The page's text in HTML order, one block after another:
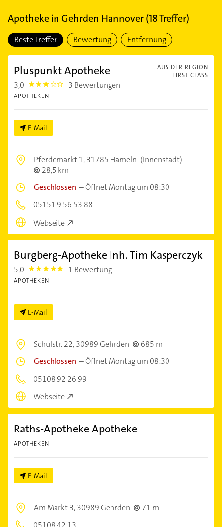
Apothekein Gehrden Hannover(18Treffer)
Beste Treffer Bewertung Entfernung
AUS DER REGION
FIRST CLASS
Pluspunkt Apotheke
3,0 3.0 3 Bewertungen
APOTHEKEN
E-Mail
Pferdemarkt 1,31785 Hameln (Innenstadt)
28,5 km
Geschlossen –Öffnet Montag um 08:30
05151 9 56 53 88
Webseite
Burgberg-Apotheke Inh. Tim Kasperczyk
5,0 5.0 1 Bewertung
APOTHEKEN
E-Mail
Schulstr. 22,30989 Gehrden
685 m
Geschlossen –Öffnet Montag um 08:30
05108 92 26 99
Webseite
Raths-Apotheke Apotheke
APOTHEKEN
E-Mail
Am Markt 3,30989 Gehrden
71 m
05108 42 13